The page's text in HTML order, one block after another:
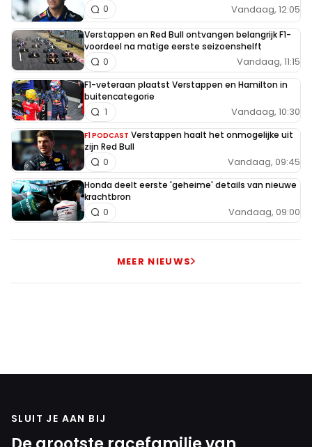
Vandaag, 12:05
0
Verstappen en Red Bull ontvangen belangrijk F1-
voordeel na matige eerste seizoenshelft
Vandaag, 11:15
0
F1-veteraan plaatst Verstappen en Hamilton in
buitencategorie
Vandaag, 10:30
1
F1 PODCAST Verstappen haalt het onmogelijke uit
zijn Red Bull
Vandaag, 09:45
0
Honda deelt eerste 'geheime' details van nieuwe
krachtbron
Vandaag, 09:00
0
MEER NIEUWS
SLUIT JE AAN BIJ